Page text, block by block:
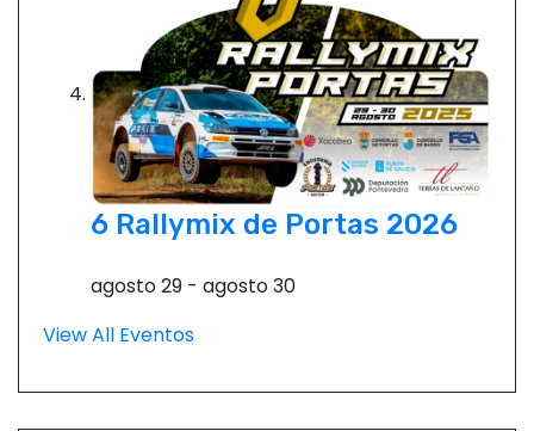
6 Rallymix de Portas 2026
agosto 29 - agosto 30
View All Eventos